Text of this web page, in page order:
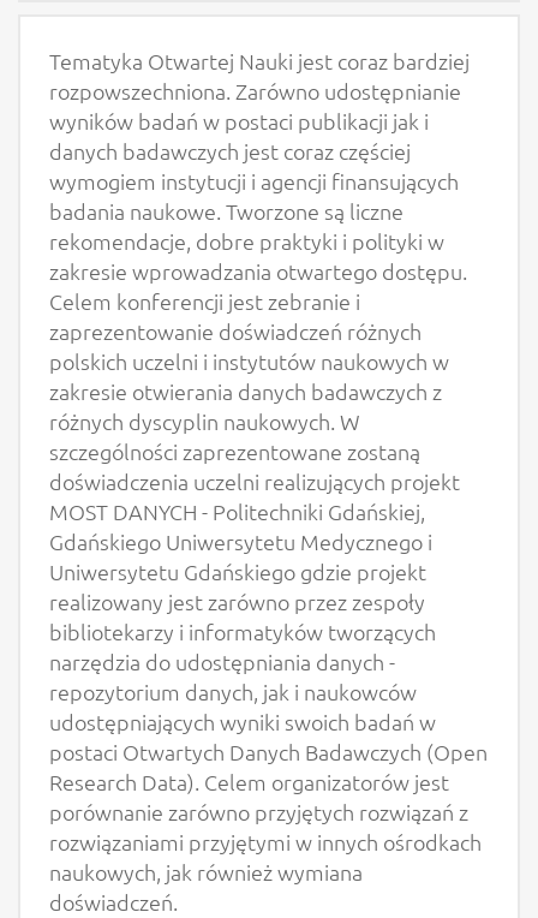
Tematyka Otwartej Nauki jest coraz bardziej
rozpowszechniona. Zarówno udostępnianie
wyników badań w postaci publikacji jak i
danych badawczych jest coraz częściej
wymogiem instytucji i agencji finansujących
badania naukowe. Tworzone są liczne
rekomendacje, dobre praktyki i polityki w
zakresie wprowadzania otwartego dostępu.
Celem konferencji jest zebranie i
zaprezentowanie doświadczeń różnych
polskich uczelni i instytutów naukowych w
zakresie otwierania danych badawczych z
różnych dyscyplin naukowych. W
szczególności zaprezentowane zostaną
doświadczenia uczelni realizujących projekt
MOST DANYCH - Politechniki Gdańskiej,
Gdańskiego Uniwersytetu Medycznego i
Uniwersytetu Gdańskiego gdzie projekt
realizowany jest zarówno przez zespoły
bibliotekarzy i informatyków tworzących
narzędzia do udostępniania danych -
repozytorium danych, jak i naukowców
udostępniających wyniki swoich badań w
postaci Otwartych Danych Badawczych (Open
Research Data). Celem organizatorów jest
porównanie zarówno przyjętych rozwiązań z
rozwiązaniami przyjętymi w innych ośrodkach
naukowych, jak również wymiana
doświadczeń.